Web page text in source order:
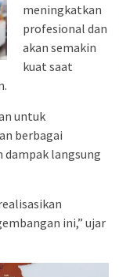
meningkatkan
profesional dan
akan semakin
kuat saat
untuk
berbagai
dampak langsung
ini,” ujar